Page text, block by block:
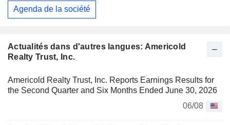
Actualités dans d'autres langues: Americold
Realty Trust, Inc.
Americold Realty Trust, Inc. Reports Earnings Results for
the Second Quarter and Six Months Ended June 30, 2026
06/08
Agenda de la société